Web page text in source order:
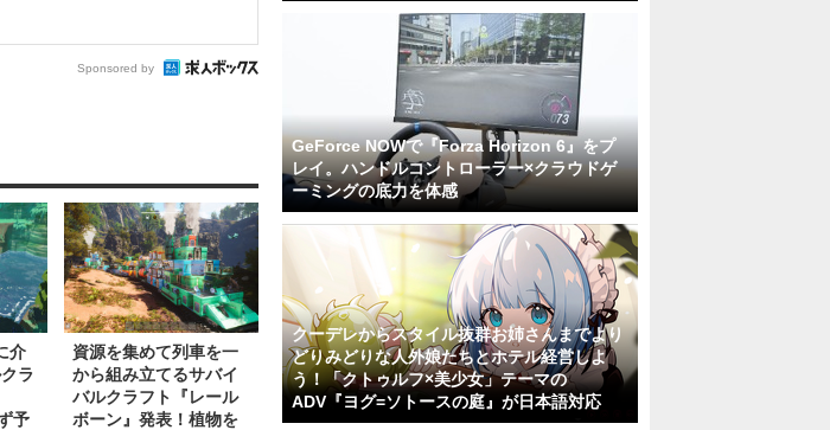
Sponsored by
介
ラ
予
資源を集めて列車を一
から組み立てるサバイ
バルクラフト『レール
ボーン』発表！植物を
GeForce NOWで『Forza Horizon 6』をプ
レイ。ハンドルコントローラー×クラウドゲ
ーミングの底力を体感
クーデレからスタイル抜群お姉さんまでより
どりみどりな人外娘たちとホテル経営しよ
う！「クトゥルフ×美少女」テーマの
ADV『ヨグ=ソトースの庭』が日本語対応